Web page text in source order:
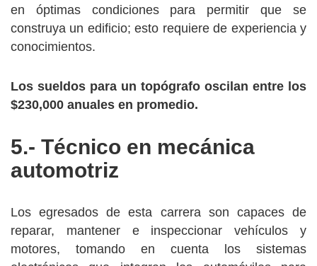
en óptimas condiciones para permitir que se
construya un edificio; esto requiere de experiencia y
conocimientos.
Los sueldos para un topógrafo oscilan entre los
$230,000 anuales en promedio.
5.- Técnico en mecánica
automotriz
Los egresados de esta carrera son capaces de
reparar, mantener e inspeccionar vehículos y
motores, tomando en cuenta los sistemas